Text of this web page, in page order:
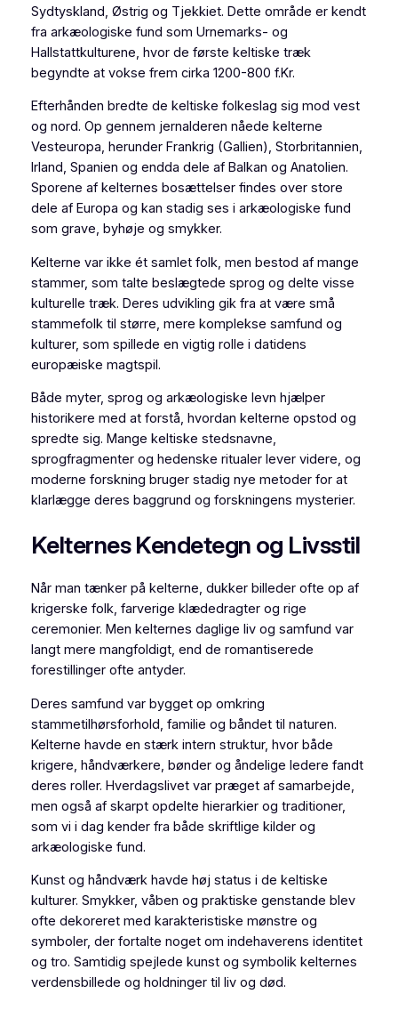
Sydtyskland, Østrig og Tjekkiet. Dette område er kendt
fra arkæologiske fund som Urnemarks- og
Hallstattkulturene, hvor de første keltiske træk
begyndte at vokse frem cirka 1200-800 f.Kr.
Efterhånden bredte de keltiske folkeslag sig mod vest
og nord. Op gennem jernalderen nåede kelterne
Vesteuropa, herunder Frankrig (Gallien), Storbritannien,
Irland, Spanien og endda dele af Balkan og Anatolien.
Sporene af kelternes bosættelser findes over store
dele af Europa og kan stadig ses i arkæologiske fund
som grave, byhøje og smykker.
Kelterne var ikke ét samlet folk, men bestod af mange
stammer, som talte beslægtede sprog og delte visse
kulturelle træk. Deres udvikling gik fra at være små
stammefolk til større, mere komplekse samfund og
kulturer, som spillede en vigtig rolle i datidens
europæiske magtspil.
Både myter, sprog og arkæologiske levn hjælper
historikere med at forstå, hvordan kelterne opstod og
spredte sig. Mange keltiske stedsnavne,
sprogfragmenter og hedenske ritualer lever videre, og
moderne forskning bruger stadig nye metoder for at
klarlægge deres baggrund og forskningens mysterier.
Kelternes Kendetegn og Livsstil
Når man tænker på kelterne, dukker billeder ofte op af
krigerske folk, farverige klædedragter og rige
ceremonier. Men kelternes daglige liv og samfund var
langt mere mangfoldigt, end de romantiserede
forestillinger ofte antyder.
Deres samfund var bygget op omkring
stammetilhørsforhold, familie og båndet til naturen.
Kelterne havde en stærk intern struktur, hvor både
krigere, håndværkere, bønder og åndelige ledere fandt
deres roller. Hverdagslivet var præget af samarbejde,
men også af skarpt opdelte hierarkier og traditioner,
som vi i dag kender fra både skriftlige kilder og
arkæologiske fund.
Kunst og håndværk havde høj status i de keltiske
kulturer. Smykker, våben og praktiske genstande blev
ofte dekoreret med karakteristiske mønstre og
symboler, der fortalte noget om indehaverens identitet
og tro. Samtidig spejlede kunst og symbolik kelternes
verdensbillede og holdninger til liv og død.